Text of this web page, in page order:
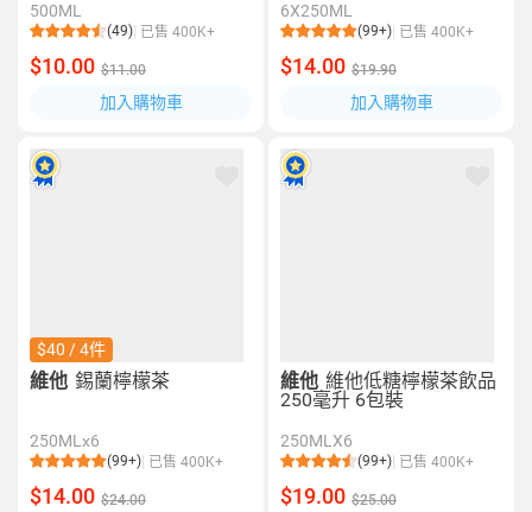
500ML
(49) 已售 400K+
$10.00 $11.00
加入購物車
6X250ML
(99+) 已售 400K+
$14.00 $19.90
加入購物車
$40 / 4件
維他 錫蘭檸檬茶
250MLx6
(99+) 已售 400K+
$14.00 $24.00
維他 維他低糖檸檬茶飲品
250毫升 6包裝
250MLX6
(99+) 已售 400K+
$19.00 $25.00